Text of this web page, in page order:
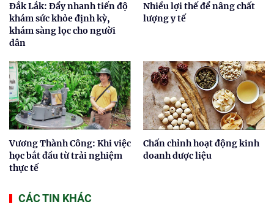
Đắk Lắk: Đẩy nhanh tiến độ
khám sức khỏe định kỳ,
khám sàng lọc cho người
dân
Nhiều lợi thế để nâng chất
lượng y tế
Vương Thành Công: Khi việc
học bắt đầu từ trải nghiệm
thực tế
Chấn chỉnh hoạt động kinh
doanh dược liệu
CÁC TIN KHÁC